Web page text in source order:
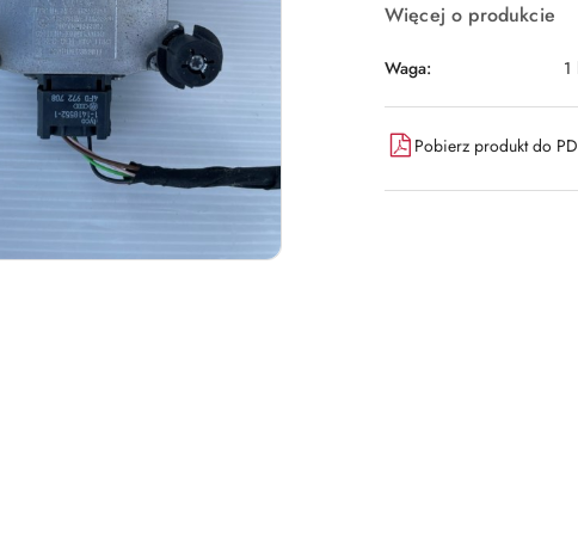
Więcej o produkcie
Waga: 1
Pobierz produkt do